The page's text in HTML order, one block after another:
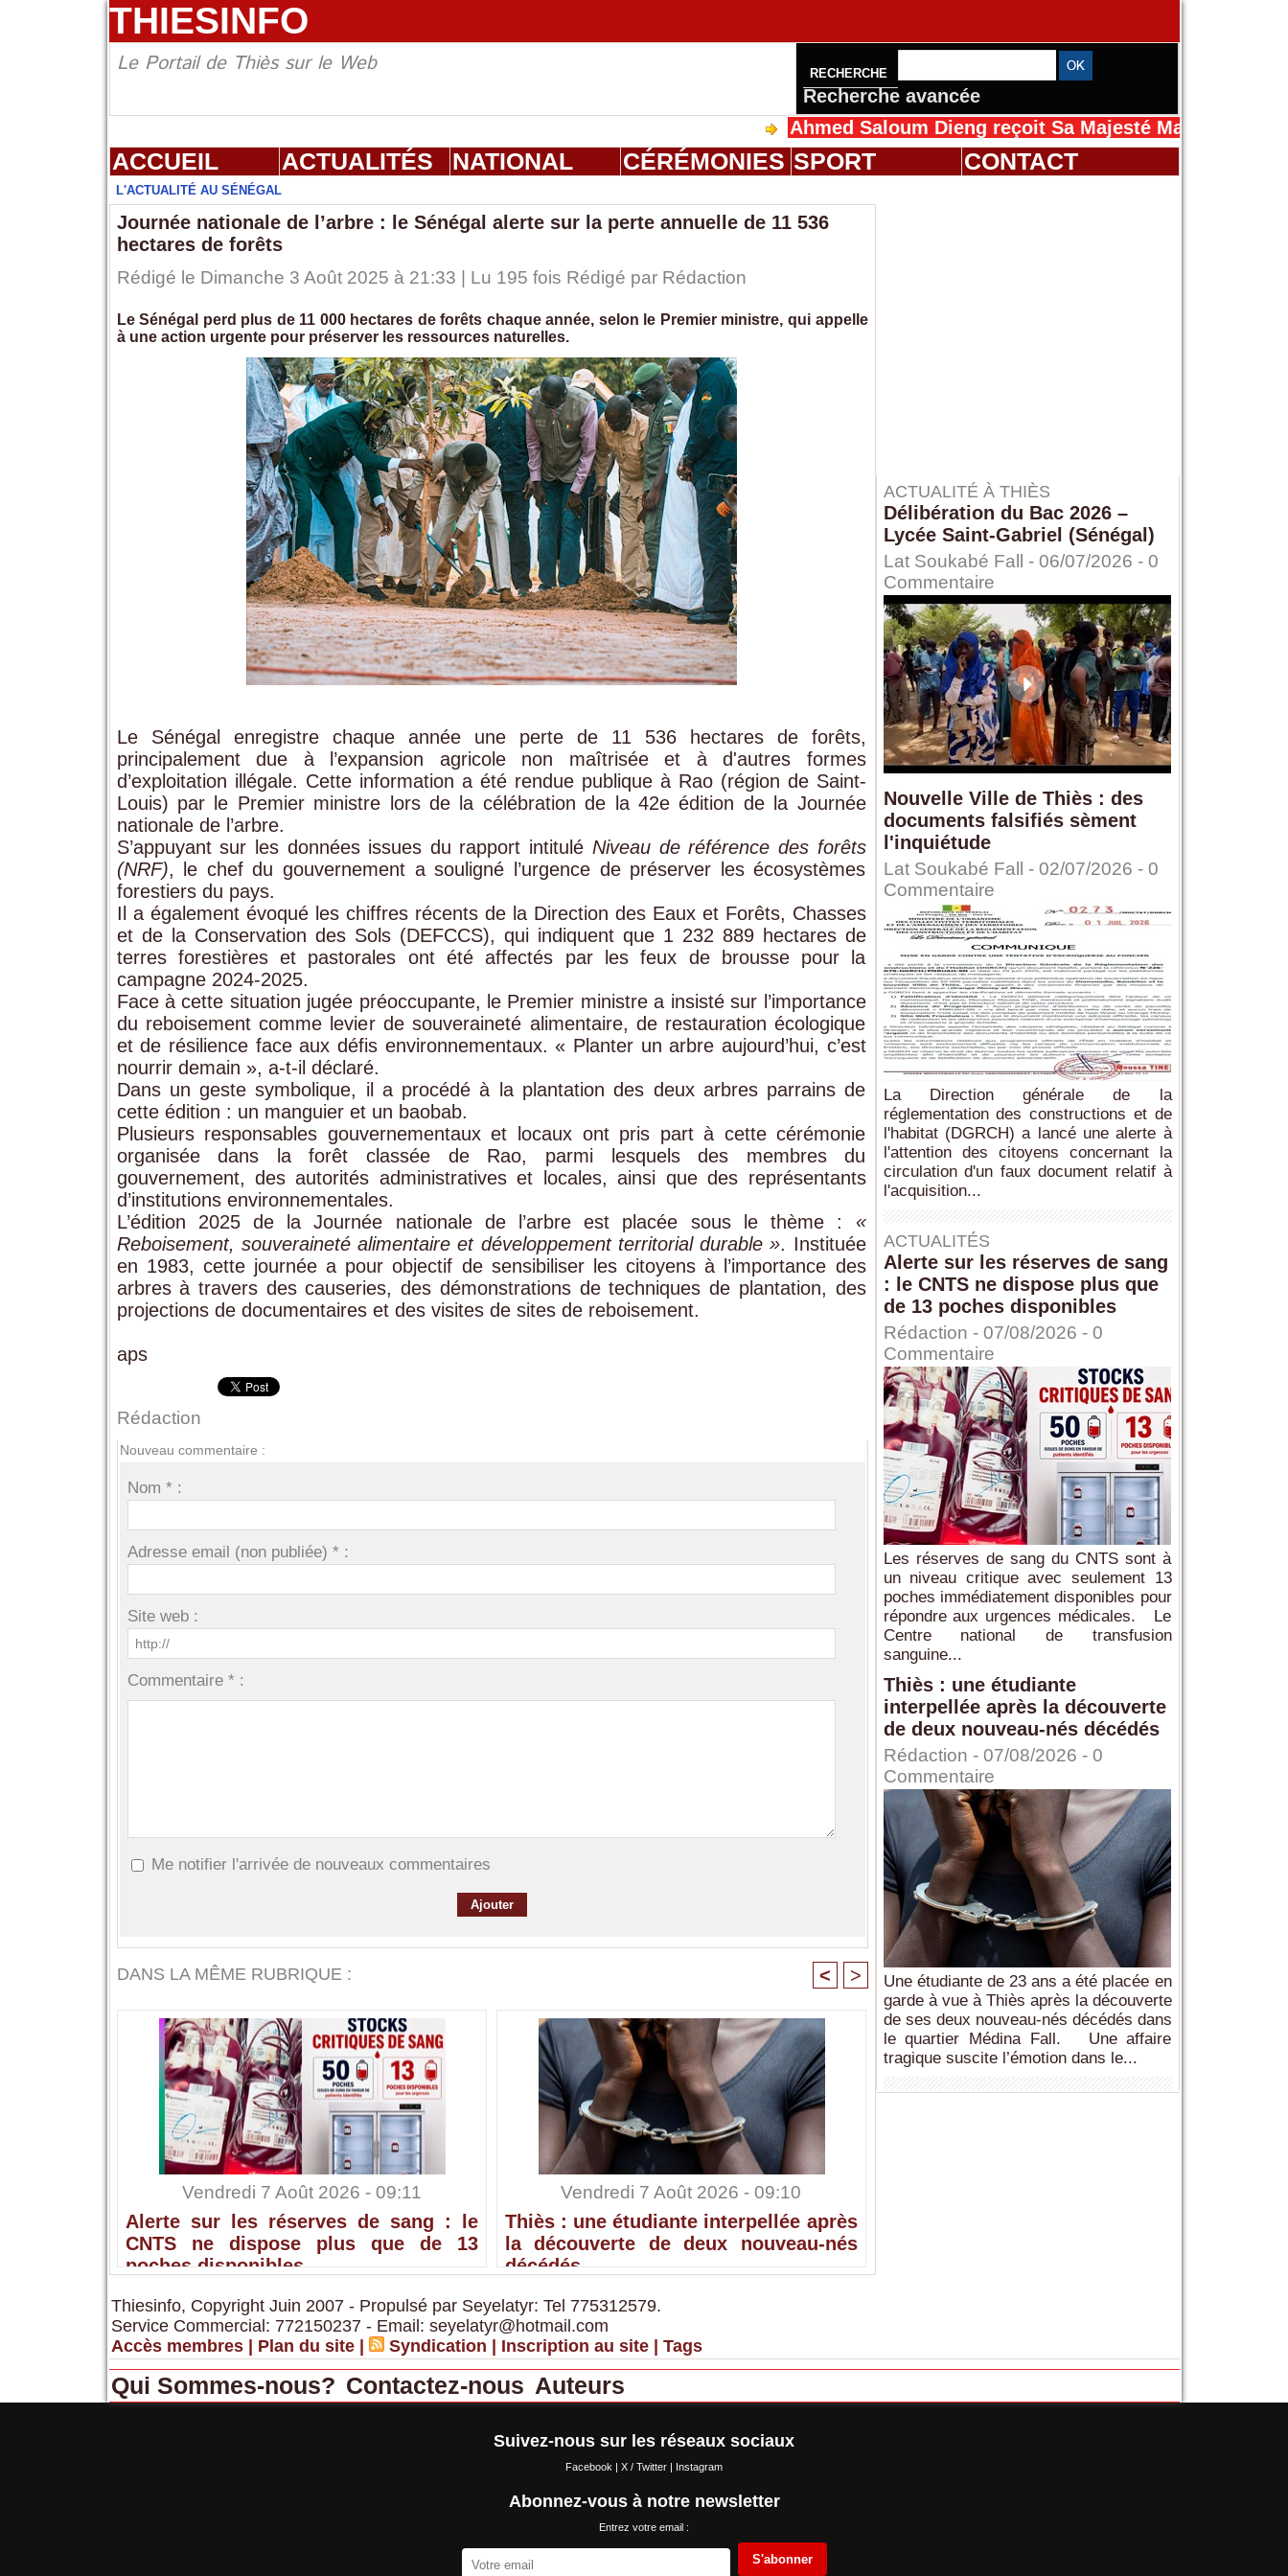
THIESINFO
Le Portail de Thiès sur le Web RECHERCHE
Recherche avancée
Ahmed Saloum Dieng reçoit Sa Majesté Mansah Cissé au
ACCUEIL ACTUALITÉS NATIONAL CÉRÉMONIES SPORT CONTACT
L'ACTUALITÉ AU SÉNÉGAL
Journée nationale de l’arbre : le Sénégal alerte sur la perte annuelle de 11 536
hectares de forêts
Rédigé le Dimanche 3 Août 2025 à 21:33 | Lu 195 fois Rédigé par Rédaction
Le Sénégal perd plus de 11 000 hectares de forêts chaque année, selon le Premier ministre, qui appelle
à une action urgente pour préserver les ressources naturelles.
Le Sénégal enregistre chaque année une perte de 11 536 hectares de forêts,
principalement due à l’expansion agricole non maîtrisée et à d'autres formes
d’exploitation illégale. Cette information a été rendue publique à Rao (région de Saint-
Louis) par le Premier ministre lors de la célébration de la 42e édition de la Journée
nationale de l’arbre.
S’appuyant sur les données issues du rapport intitulé Niveau de référence des forêts
(NRF), le chef du gouvernement a souligné l’urgence de préserver les écosystèmes
forestiers du pays.
Il a également évoqué les chiffres récents de la Direction des Eaux et Forêts, Chasses
et de la Conservation des Sols (DEFCCS), qui indiquent que 1 232 889 hectares de
terres forestières et pastorales ont été affectés par les feux de brousse pour la
campagne 2024-2025.
Face à cette situation jugée préoccupante, le Premier ministre a insisté sur l’importance
du reboisement comme levier de souveraineté alimentaire, de restauration écologique
et de résilience face aux défis environnementaux. « Planter un arbre aujourd’hui, c’est
nourrir demain », a-t-il déclaré.
Dans un geste symbolique, il a procédé à la plantation des deux arbres parrains de
cette édition : un manguier et un baobab.
Plusieurs responsables gouvernementaux et locaux ont pris part à cette cérémonie
organisée dans la forêt classée de Rao, parmi lesquels des membres du
gouvernement, des autorités administratives et locales, ainsi que des représentants
d’institutions environnementales.
L’édition 2025 de la Journée nationale de l’arbre est placée sous le thème : «
Reboisement, souveraineté alimentaire et développement territorial durable ». Instituée
en 1983, cette journée a pour objectif de sensibiliser les citoyens à l’importance des
arbres à travers des causeries, des démonstrations de techniques de plantation, des
projections de documentaires et des visites de sites de reboisement.
aps
Rédaction
Nouveau commentaire :
Nom * :
Adresse email (non publiée) * :
Site web :
Commentaire * :
Me notifier l'arrivée de nouveaux commentaires
DANS LA MÊME RUBRIQUE : < >
Vendredi 7 Août 2026 - 09:11
Alerte sur les réserves de sang : le
CNTS ne dispose plus que de 13
poches disponibles
Vendredi 7 Août 2026 - 09:10
Thiès : une étudiante interpellée après
la découverte de deux nouveau-nés
décédés
ACTUALITÉ À THIÈS
Délibération du Bac 2026 –
Lycée Saint-Gabriel (Sénégal)
Lat Soukabé Fall - 06/07/2026 - 0
Commentaire
Nouvelle Ville de Thiès : des
documents falsifiés sèment
l'inquiétude
Lat Soukabé Fall - 02/07/2026 - 0
Commentaire
La Direction générale de la
réglementation des constructions et de
l'habitat (DGRCH) a lancé une alerte à
l'attention des citoyens concernant la
circulation d'un faux document relatif à
l'acquisition...
ACTUALITÉS
Alerte sur les réserves de sang
: le CNTS ne dispose plus que
de 13 poches disponibles
Rédaction - 07/08/2026 - 0
Commentaire
Les réserves de sang du CNTS sont à
un niveau critique avec seulement 13
poches immédiatement disponibles pour
répondre aux urgences médicales. Le
Centre national de transfusion
sanguine...
Thiès : une étudiante
interpellée après la découverte
de deux nouveau-nés décédés
Rédaction - 07/08/2026 - 0
Commentaire
Une étudiante de 23 ans a été placée en
garde à vue à Thiès après la découverte
de ses deux nouveau-nés décédés dans
le quartier Médina Fall. Une affaire
tragique suscite l’émotion dans le...
Thiesinfo, Copyright Juin 2007 - Propulsé par Seyelatyr: Tel 775312579.
Service Commercial: 772150237 - Email: seyelatyr@hotmail.com
Accès membres
Plan du site Syndication Inscription au site Tags
Qui Sommes-nous? Contactez-nous Auteurs
Suivez-nous sur les réseaux sociaux
Facebook | X / Twitter | Instagram
Abonnez-vous à notre newsletter
Entrez votre email :
S'abonner